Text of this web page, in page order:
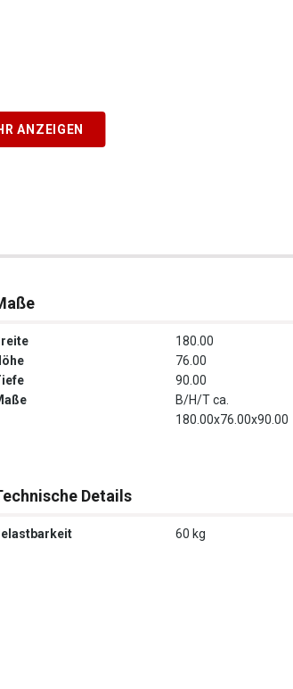
ANZEIGEN
180.00
76.00
90.00
B/H/T ca.
180.00x76.00x90.00
Details
60 kg